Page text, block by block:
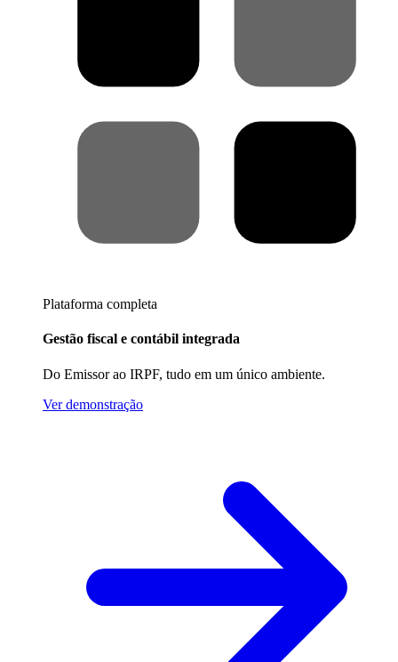
Plataforma completa
Gestão fiscal e contábil integrada
Do Emissor ao IRPF, tudo em um único ambiente.
Ver demonstração